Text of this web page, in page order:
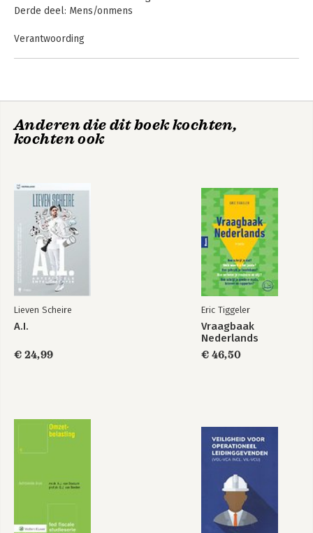
Voor de democratie Leugen & waarheid
Derde deel: Mens/onmens
Verantwoording
Anderen die dit boek kochten,
kochten ook
Lieven Scheire
A.I.
€ 24,99
Eric Tiggeler
Vraagbaak
Nederlands
€ 46,50